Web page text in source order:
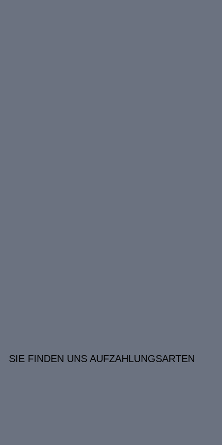
SIE FINDEN UNS AUFZAHLUNGSARTEN